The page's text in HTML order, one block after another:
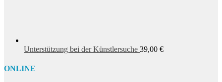
Unterstützung bei der Künstlersuche 39,00 €
ONLINE